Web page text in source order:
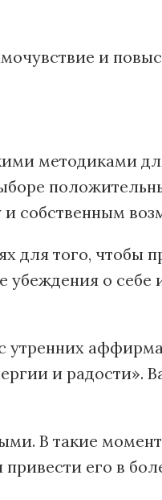
и
методиками
собственным
того, чтобы
о себе
утренних
и радости».
В такие
его в